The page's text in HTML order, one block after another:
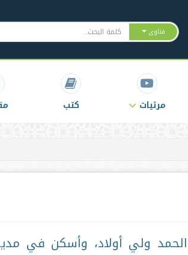
فتاوى
مرئيات كتب
ولي أولاد، وأسكن في